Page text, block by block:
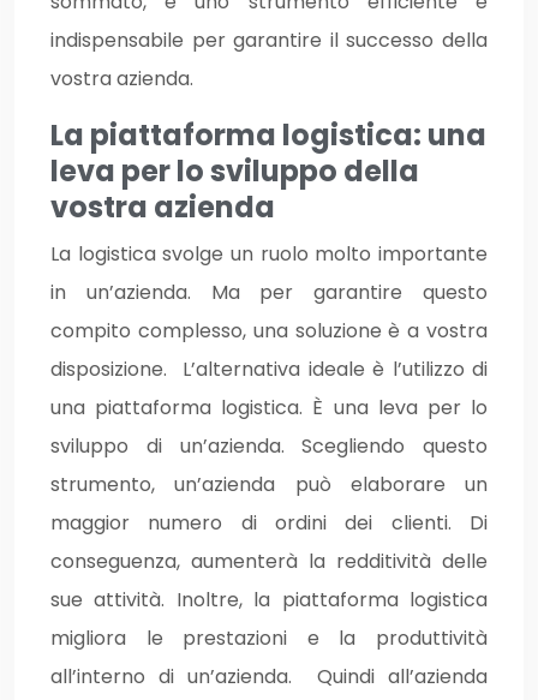
indispensabile per garantire il successo della
vostra azienda.
La piattaforma logistica: una
leva per lo sviluppo della
vostra azienda
La logistica svolge un ruolo molto importante
in un’azienda. Ma per garantire questo
compito complesso, una soluzione è a vostra
disposizione. L’alternativa ideale è l’utilizzo di
una piattaforma logistica. È una leva per lo
sviluppo di un’azienda. Scegliendo questo
strumento, un’azienda può elaborare un
maggior numero di ordini dei clienti. Di
conseguenza, aumenterà la redditività delle
sue attività. Inoltre, la piattaforma logistica
migliora le prestazioni e la produttività
all’interno di un’azienda. Quindi all’azienda